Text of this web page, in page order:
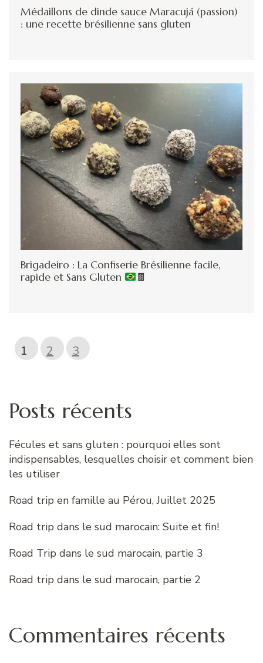
Médaillons de dinde sauce Maracujá (passion)
: une recette brésilienne sans gluten
Brigadeiro : La Confiserie Brésilienne facile,
rapide et Sans Gluten
🍫
1 2 3
Posts récents
Fécules et sans gluten : pourquoi elles sont
indispensables, lesquelles choisir et comment bien
les utiliser
Road trip en famille au Pérou, Juillet 2025
Road trip dans le sud marocain: Suite et fin!
Road Trip dans le sud marocain, partie 3
Road trip dans le sud marocain, partie 2
Commentaires récents